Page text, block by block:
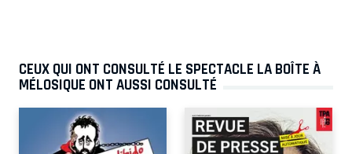
CEUX QUI ONT CONSULTÉ LE SPECTACLE LA BOÎTE À
MÉLOSIQUE ONT AUSSI CONSULTÉ